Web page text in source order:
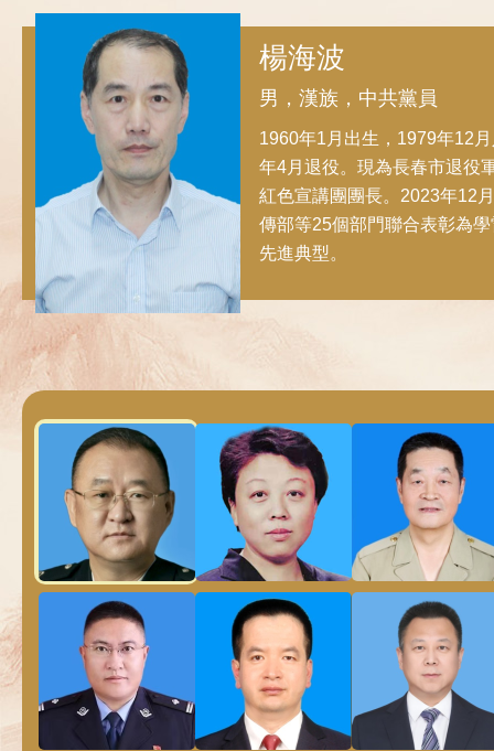
楊海波
男，漢族，中共黨員
1960年1月出生，1979年12
年4月退役。現為長春市退役
紅色宣講團團長。2023年12
傳部等25個部門聯合表彰為
先進典型。